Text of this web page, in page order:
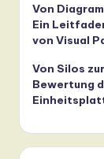
Von
Ein
von Visual
Von Silos
Bewertung